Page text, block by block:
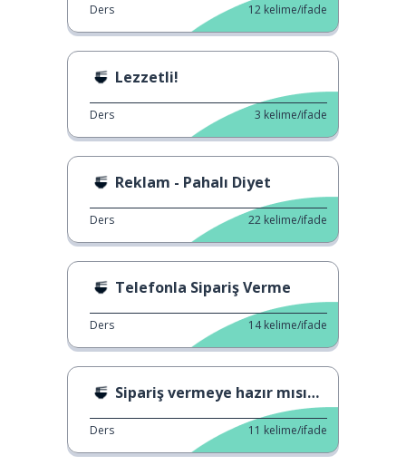
Ders 12 kelime/ifade
Lezzetli!
Ders 3 kelime/ifade
Reklam - Pahalı Diyet
Ders 22 kelime/ifade
Telefonla Sipariş Verme
Ders 14 kelime/ifade
Sipariş vermeye hazır mısınız? 1
Ders 11 kelime/ifade